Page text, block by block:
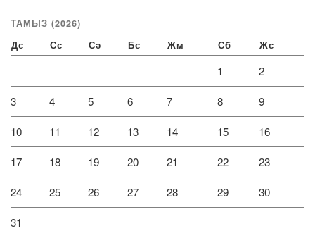
ТАМЫЗ (2026)
Дс Сс Сә Бс Жм Сб Жс
1 2
3 4 5 6 7 8 9
10 11 12 13 14 15 16
17 18 19 20 21 22 23
24 25 26 27 28 29 30
31